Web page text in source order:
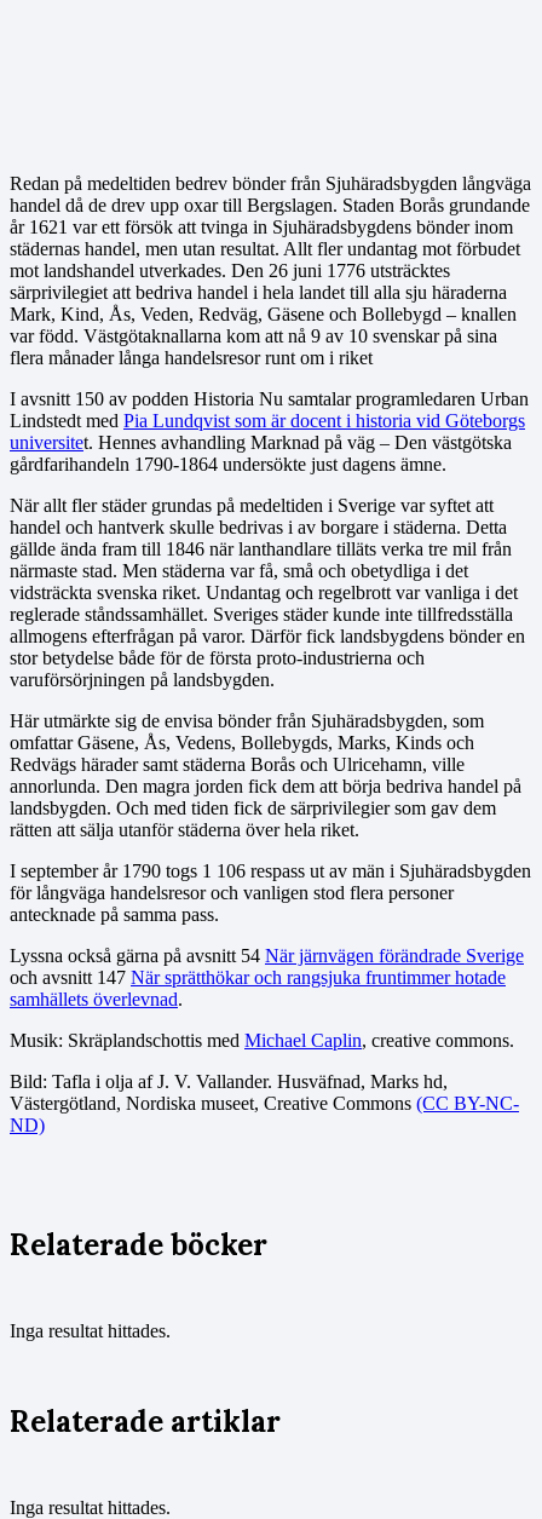
Redan på medeltiden bedrev bönder från Sjuhäradsbygden långväga
handel då de drev upp oxar till Bergslagen. Staden Borås grundande
år 1621 var ett försök att tvinga in Sjuhäradsbygdens bönder inom
städernas handel, men utan resultat. Allt fler undantag mot förbudet
mot landshandel utverkades. Den 26 juni 1776 utsträcktes
särprivilegiet att bedriva handel i hela landet till alla sju häraderna
Mark, Kind, Ås, Veden, Redväg, Gäsene och Bollebygd – knallen
var född. Västgötaknallarna kom att nå 9 av 10 svenskar på sina
flera månader långa handelsresor runt om i riket
I avsnitt 150 av podden Historia Nu samtalar programledaren Urban
Lindstedt med Pia Lundqvist som är docent i historia vid Göteborgs
universitet. Hennes avhandling Marknad på väg – Den västgötska
gårdfarihandeln 1790-1864 undersökte just dagens ämne.
När allt fler städer grundas på medeltiden i Sverige var syftet att
handel och hantverk skulle bedrivas i av borgare i städerna. Detta
gällde ända fram till 1846 när lanthandlare tilläts verka tre mil från
närmaste stad. Men städerna var få, små och obetydliga i det
vidsträckta svenska riket. Undantag och regelbrott var vanliga i det
reglerade ståndssamhället. Sveriges städer kunde inte tillfredsställa
allmogens efterfrågan på varor. Därför fick landsbygdens bönder en
stor betydelse både för de första proto-industrierna och
varuförsörjningen på landsbygden.
Här utmärkte sig de envisa bönder från Sjuhäradsbygden, som
omfattar Gäsene, Ås, Vedens, Bollebygds, Marks, Kinds och
Redvägs härader samt städerna Borås och Ulricehamn, ville
annorlunda. Den magra jorden fick dem att börja bedriva handel på
landsbygden. Och med tiden fick de särprivilegier som gav dem
rätten att sälja utanför städerna över hela riket.
I september år 1790 togs 1 106 respass ut av män i Sjuhäradsbygden
för långväga handelsresor och vanligen stod flera personer
antecknade på samma pass.
Lyssna också gärna på avsnitt 54 När järnvägen förändrade Sverige
och avsnitt 147 När sprätthökar och rangsjuka fruntimmer hotade
samhällets överlevnad.
Musik: Skräplandschottis med Michael Caplin, creative commons.
Bild: Tafla i olja af J. V. Vallander. Husväfnad, Marks hd,
Västergötland, Nordiska museet, Creative Commons (CC BY-NC-
ND)
Relaterade böcker
Inga resultat hittades.
Relaterade artiklar
Inga resultat hittades.